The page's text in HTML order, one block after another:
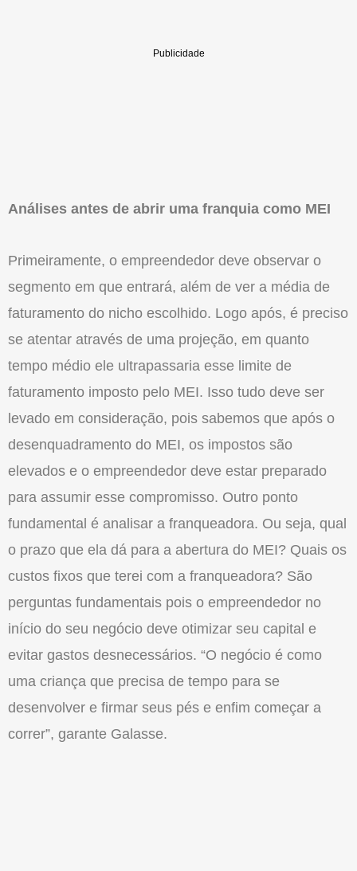
Análises antes de abrir uma franquia como MEI
Primeiramente, o empreendedor deve observar o
segmento em que entrará, além de ver a média de
faturamento do nicho escolhido. Logo após, é preciso
se atentar através de uma projeção, em quanto
tempo médio ele ultrapassaria esse limite de
faturamento imposto pelo MEI. Isso tudo deve ser
levado em consideração, pois sabemos que após o
desenquadramento do MEI, os impostos são
elevados e o empreendedor deve estar preparado
para assumir esse compromisso. Outro ponto
fundamental é analisar a franqueadora. Ou seja, qual
o prazo que ela dá para a abertura do MEI? Quais os
custos fixos que terei com a franqueadora? São
perguntas fundamentais pois o empreendedor no
início do seu negócio deve otimizar seu capital e
evitar gastos desnecessários. “O negócio é como
uma criança que precisa de tempo para se
desenvolver e firmar seus pés e enfim começar a
correr”, garante Galasse.